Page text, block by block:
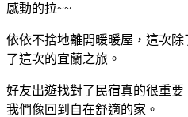
感動的拉~~
依依不捨地離開暖暖屋，這次
了這次的宜蘭之旅。
好友出遊找對了民宿真的很重
我們像回到自在舒適的家。